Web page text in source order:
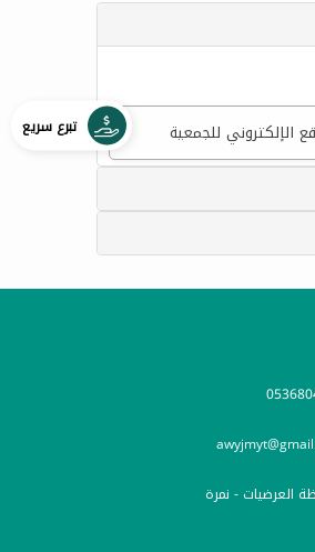
الإلكتروني للجمعية
العرضيات - نمرة
تبرع سريع